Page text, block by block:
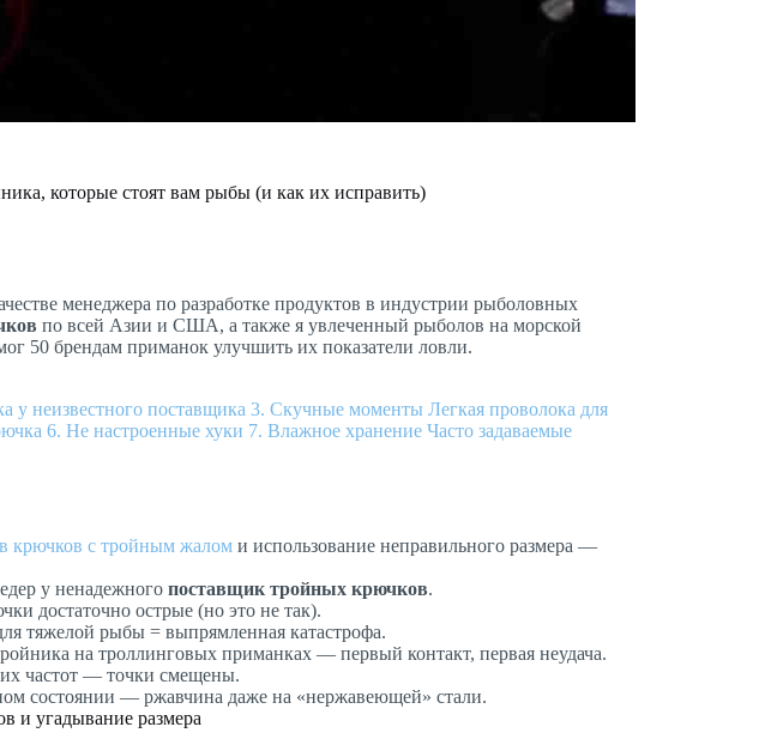
которые стоят вам рыбы (и как их исправить)
менеджера по разработке продуктов в индустрии рыболовных
по всей Азии и США, а также я увлеченный рыболов на морской
50 брендам приманок улучшить их показатели ловли.
у неизвестного поставщика 3. Скучные моменты Легкая проволока для
6. Не настроенные хуки 7. Влажное хранение Часто задаваемые
крючков с тройным жалом и использование неправильного размера —
у ненадежногопоставщик тройных крючков.
достаточно острые (но это не так).
тяжелой рыбы = выпрямленная катастрофа.
на троллинговых приманках — первый контакт, первая неудача.
частот — точки смещены.
состоянии — ржавчина даже на «нержавеющей» стали.
и угадывание размера